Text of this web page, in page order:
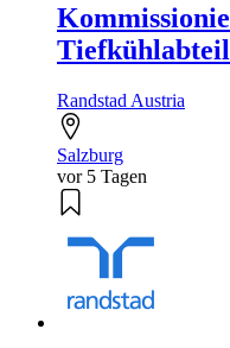
Randstad Austria
Salzburg
vor 5 Tagen